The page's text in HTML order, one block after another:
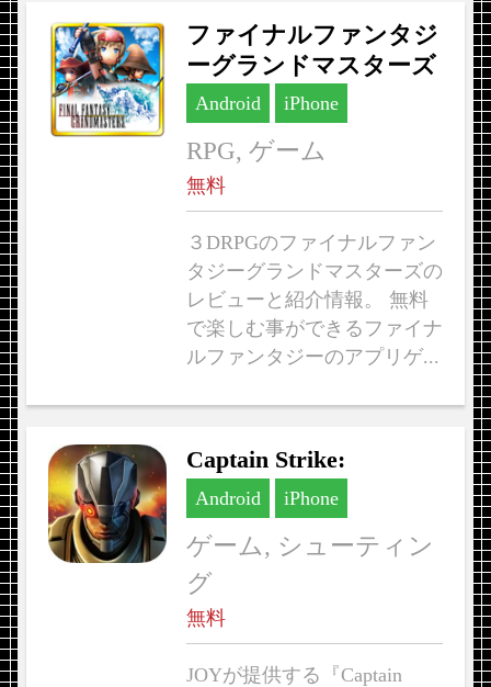
ファイナルファンタジ
ーグランドマスターズ
Android iPhone
RPG, ゲーム
無料
３DRPGのファイナルファン
タジーグランドマスターズの
レビューと紹介情報。 無料
で楽しむ事ができるファイナ
ルファンタジーのアプリゲ...
Captain Strike:
Android iPhone
ゲーム, シューティン
グ
無料
JOYが提供する『Captain